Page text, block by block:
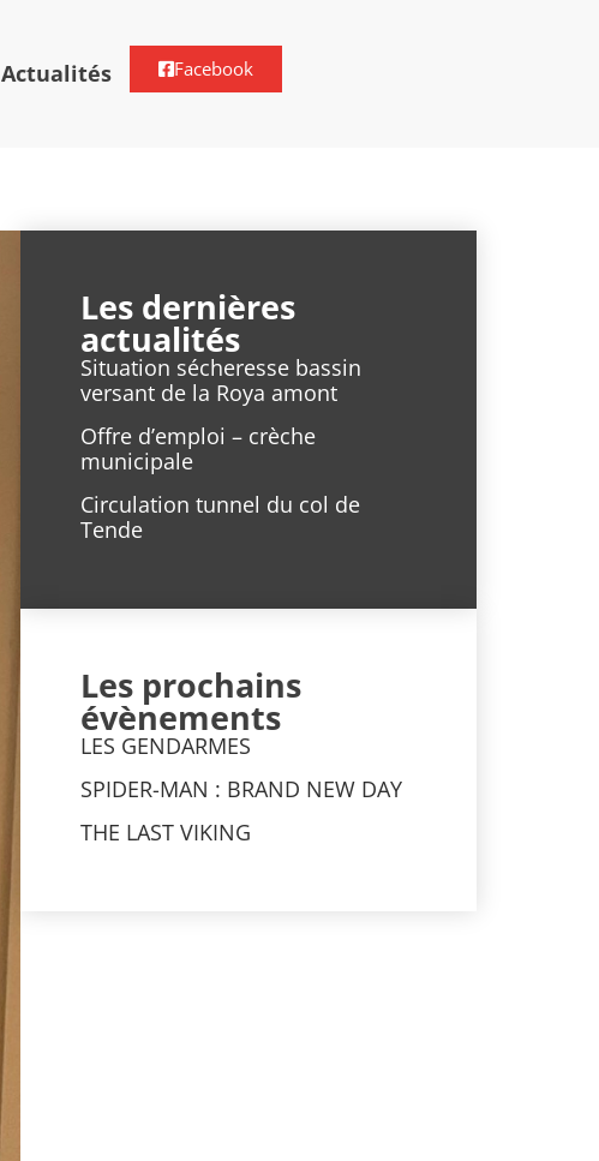
Actualités Facebook
Les dernières
actualités
Situation sécheresse bassin
versant de la Roya amont
Offre d’emploi – crèche
municipale
Circulation tunnel du col de
Tende
Les prochains
évènements
LES GENDARMES
SPIDER-MAN : BRAND NEW DAY
THE LAST VIKING